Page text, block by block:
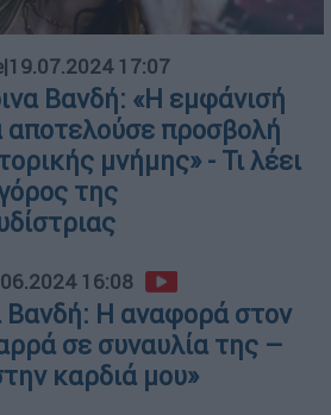
|19.07.2024 17:07
Βανδή: «Η εμφάνισή
αποτελούσε προσβολή
μνήμης» - Τι λέει
της
16:08
Βανδή: Η αναφορά στον
σε συναυλία της –
καρδιά μου»